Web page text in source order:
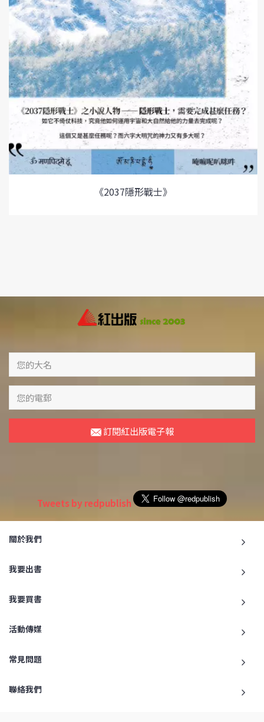
《2037隱形戰士》
訂閱紅出版電子報
Tweets by redpublish
關於我們
我要出書
我要買書
活動傳媒
常見問題
聯絡我們